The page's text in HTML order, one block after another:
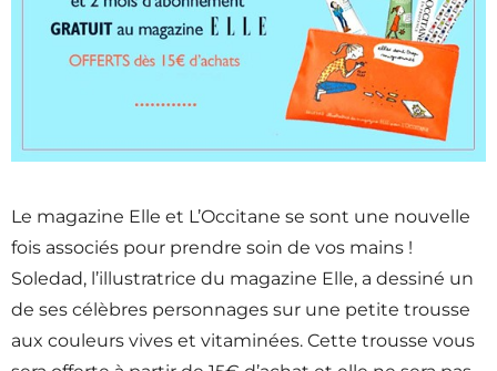
Le magazine Elle et L’Occitane se sont une nouvelle
fois associés pour prendre soin de vos mains !
Soledad, l’illustratrice du magazine Elle, a dessiné un
de ses célèbres personnages sur une petite trousse
aux couleurs vives et vitaminées. Cette trousse vous